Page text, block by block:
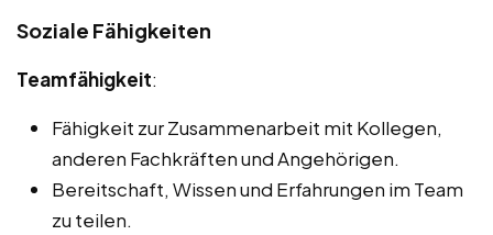
Soziale Fähigkeiten
Teamfähigkeit:
Fähigkeit zur Zusammenarbeit mit Kollegen,
anderen Fachkräften und Angehörigen.
Bereitschaft, Wissen und Erfahrungen im Team
zu teilen.